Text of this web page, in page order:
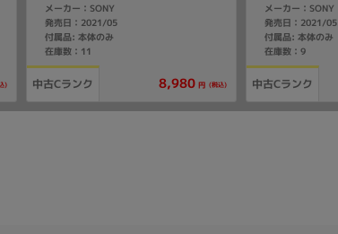
)
メーカー：SONY
発売日：2021/05
付属品: 本体のみ
在庫数：11
中古Cランク 8,980 円 (税込)
メーカー：SONY
発売日：2021/05
付属品: 本体のみ
在庫数：9
中古Cランク